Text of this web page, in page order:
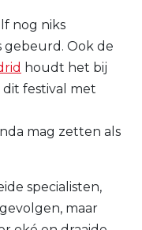
nog niks
gebeurd. Ook de
houdt het bij
dit festival met
mag zetten als
specialisten,
maar